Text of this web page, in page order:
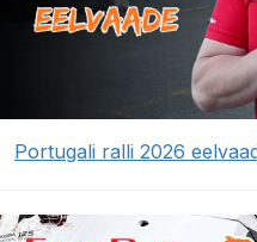
Portugali ralli 2026